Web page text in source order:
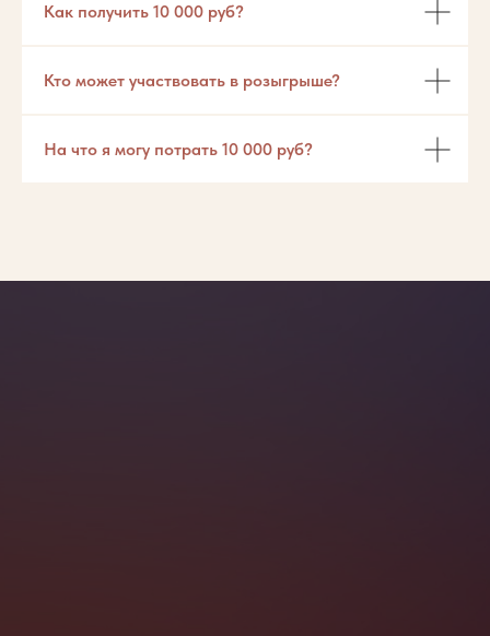
Как получить 10 000 руб?
Кто может участвовать в розыгрыше?
На что я могу потрать 10 000 руб?